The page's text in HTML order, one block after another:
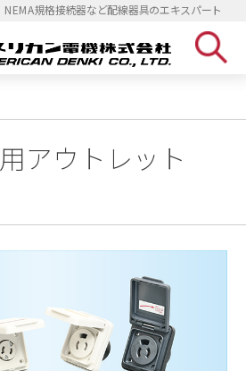
規格接続器など配線器具のエキスパート
アウトレット